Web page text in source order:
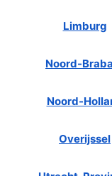
Limburg
Noord-
Noord-
Overijssel